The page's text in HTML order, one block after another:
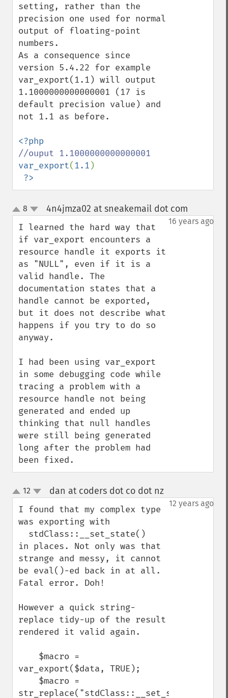
setting, rather than the
precision one used for normal
output of floating-point
numbers.
As a consequence since
version 5.4.22 for example
var_export(1.1) will output
1.1000000000000001 (17 is
default precision value) and
not 1.1 as before.
var_export(1.1 )
?>
up
down
8 4n4jmza02 at sneakemail dot com
16 years ago
I learned the hard way that
if var_export encounters a
resource handle it exports it
as "NULL", even if it is a
valid handle. The
documentation states that a
handle cannot be exported,
but it does not describe what
happens if you try to do so
anyway.
I had been using var_export
in some debugging code while
tracing a problem with a
resource handle not being
generated and ended up
thinking that null handles
were still being generated
long after the problem had
been fixed.
up
down
12 dan at coders dot co dot nz¶
12 years ago
I found that my complex type
was exporting with
in places. Not only was that
strange and messy, it cannot
be eval()-ed back in at all.
Fatal error. Doh!
However a quick string-
replace tidy-up of the result
rendered it valid again.
var_export($data, TRUE);
str_replace("stdClass::__set_state",